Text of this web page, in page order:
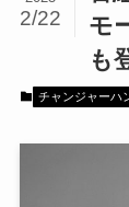
モ
も
2/22
チャンジャーハ